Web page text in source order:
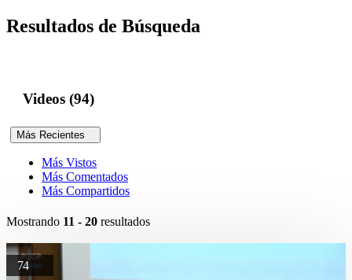
Resultados de Búsqueda
Videos (94)
Más Recientes
Más Vistos
Más Comentados
Más Compartidos
Mostrando 11 - 20 resultados
74